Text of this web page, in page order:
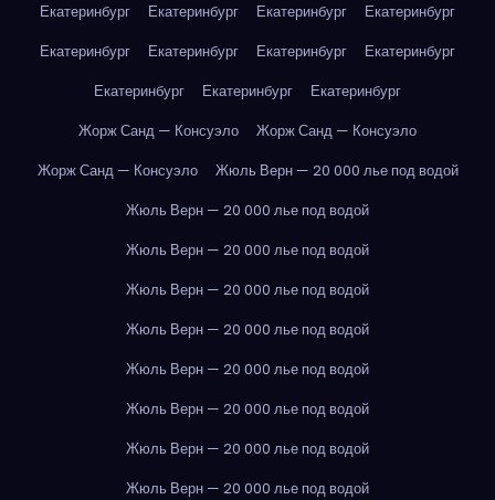
Екатеринбург
Екатеринбург Екатеринбург
Екатеринбург
Екатеринбург
Екатеринбург Екатеринбург
Екатеринбург
Екатеринбург
Екатеринбург
Екатеринбург
Жорж Санд — Консуэло
Жорж Санд — Консуэло
Жорж Санд — Консуэло
Жюль Верн — 20 000 лье под водой
Жюль Верн — 20 000 лье под водой
Жюль Верн — 20 000 лье под водой
Жюль Верн — 20 000 лье под водой
Жюль Верн — 20 000 лье под водой
Жюль Верн — 20 000 лье под водой
Жюль Верн — 20 000 лье под водой
Жюль Верн — 20 000 лье под водой
Жюль Верн — 20 000 лье под водой